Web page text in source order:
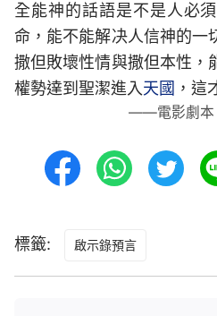
全能神的話語是不是人必
命，能不能解决人信神的一
撒但敗壞性情與撒但本性，
權勢達到聖潔進入天國 ，這
——電影劇本
標籤: 啟示錄預言